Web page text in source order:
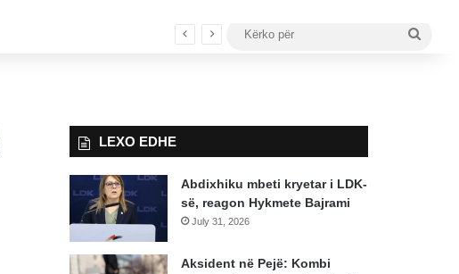
LEXO EDHE
Abdixhiku mbeti kryetar i LDK-
së, reagon Hykmete Bajrami
July 31, 2026
Aksident në Pejë: Kombi